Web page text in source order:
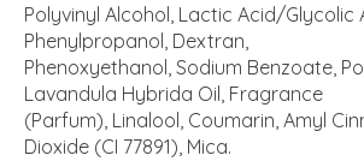
Polyvinyl Alcohol, Lactic Acid/Glycolic
Phenylpropanol, Dextran,
Phenoxyethanol, Sodium Benzoate,
Lavandula Hybrida Oil, Fragrance
(Parfum), Linalool, Coumarin, Amyl
Dioxide (CI 77891), Mica.